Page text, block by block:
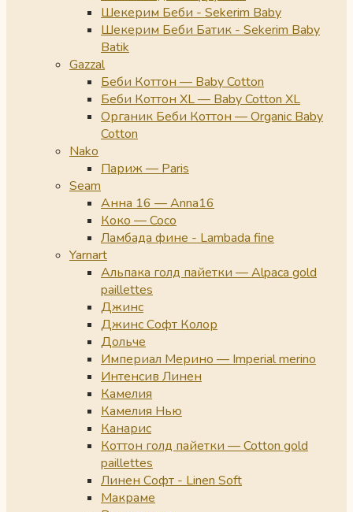
Шекерим Беби - Sekerim Baby
Шекерим Беби Батик - Sekerim Baby
Batik
Gazzal
Беби Коттон — Baby Cotton
Беби Коттон XL — Baby Cotton XL
Органик Беби Коттон — Organic Baby
Cotton
Nako
Париж — Paris
Seam
Анна 16 — Anna16
Коко — Coco
Ламбада фине - Lambada fine
Yarnart
Альпака голд пайетки — Alpaca gold
paillettes
Джинс
Джинс Софт Колор
Дольче
Империал Мерино — Imperial merino
Интенсив Линен
Камелия
Камелия Нью
Канарис
Коттон голд пайетки — Cotton gold
paillettes
Линен Софт - Linen Soft
Макраме